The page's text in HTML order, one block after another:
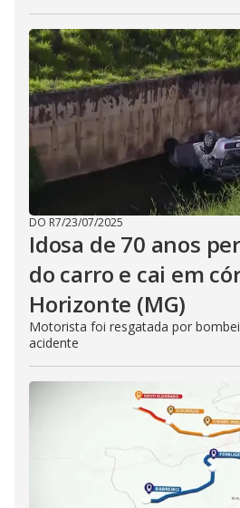
DO R7/23/07/2025
Idosa de 70 anos
do carro e cai em
Horizonte (MG)
Motorista foi resgatada por
acidente